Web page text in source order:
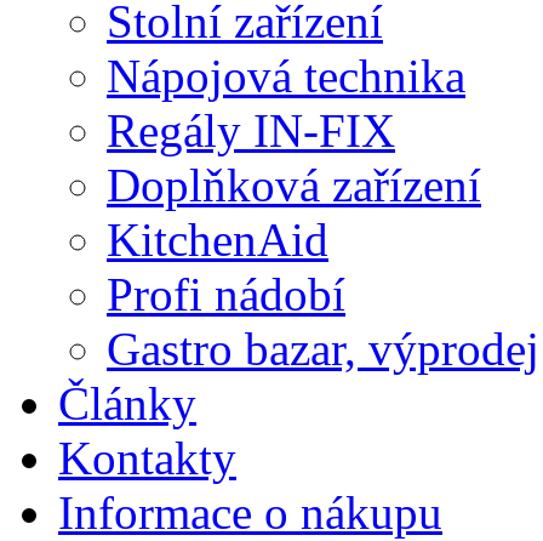
Stolní zařízení
Nápojová technika
Regály IN-FIX
Doplňková zařízení
KitchenAid
Profi nádobí
Gastro bazar, výprodej
Články
Kontakty
Informace o nákupu